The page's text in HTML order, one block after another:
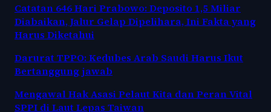
Catatan 646 Hari Prabowo: Deposito 1,5 Miliar
Diabaikan, Jalur Gelap Dipelihara, Ini Fakta yang
Harus Diketahui
Darurat TPPO: Kedubes Arab Saudi Harus Ikut
Bertanggung jawab
Mengawal Hak Asasi Pelaut Kita dan Peran Vital
SPPI di Laut Lepas Taiwan